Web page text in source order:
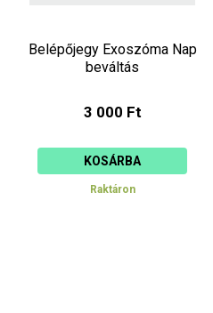
Belépőjegy Exoszóma Nap
beváltás
3 000 Ft
KOSÁRBA
Raktáron